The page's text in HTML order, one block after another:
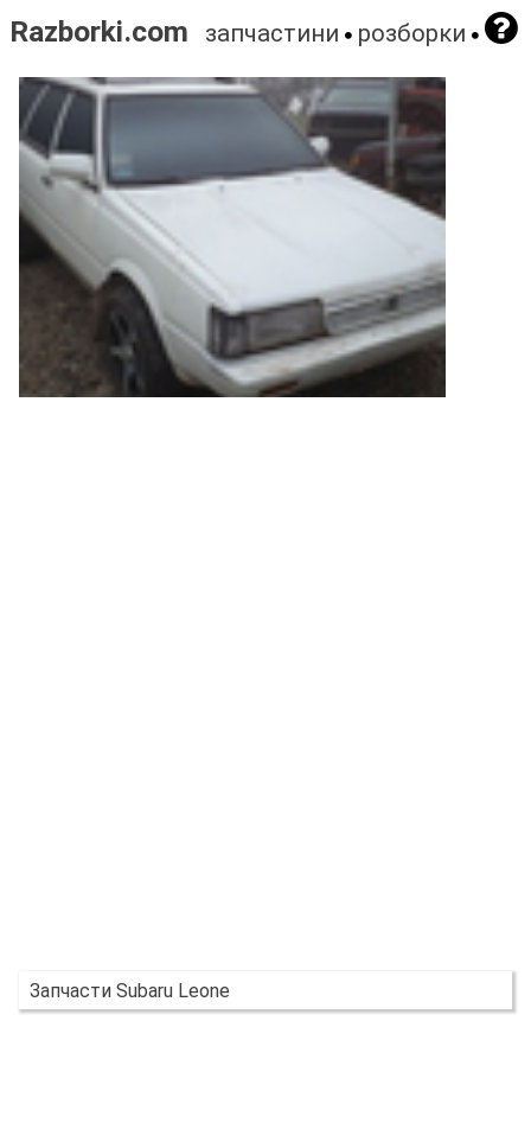
Razborki.com запчастини розборки
Запчасти Subaru Leone